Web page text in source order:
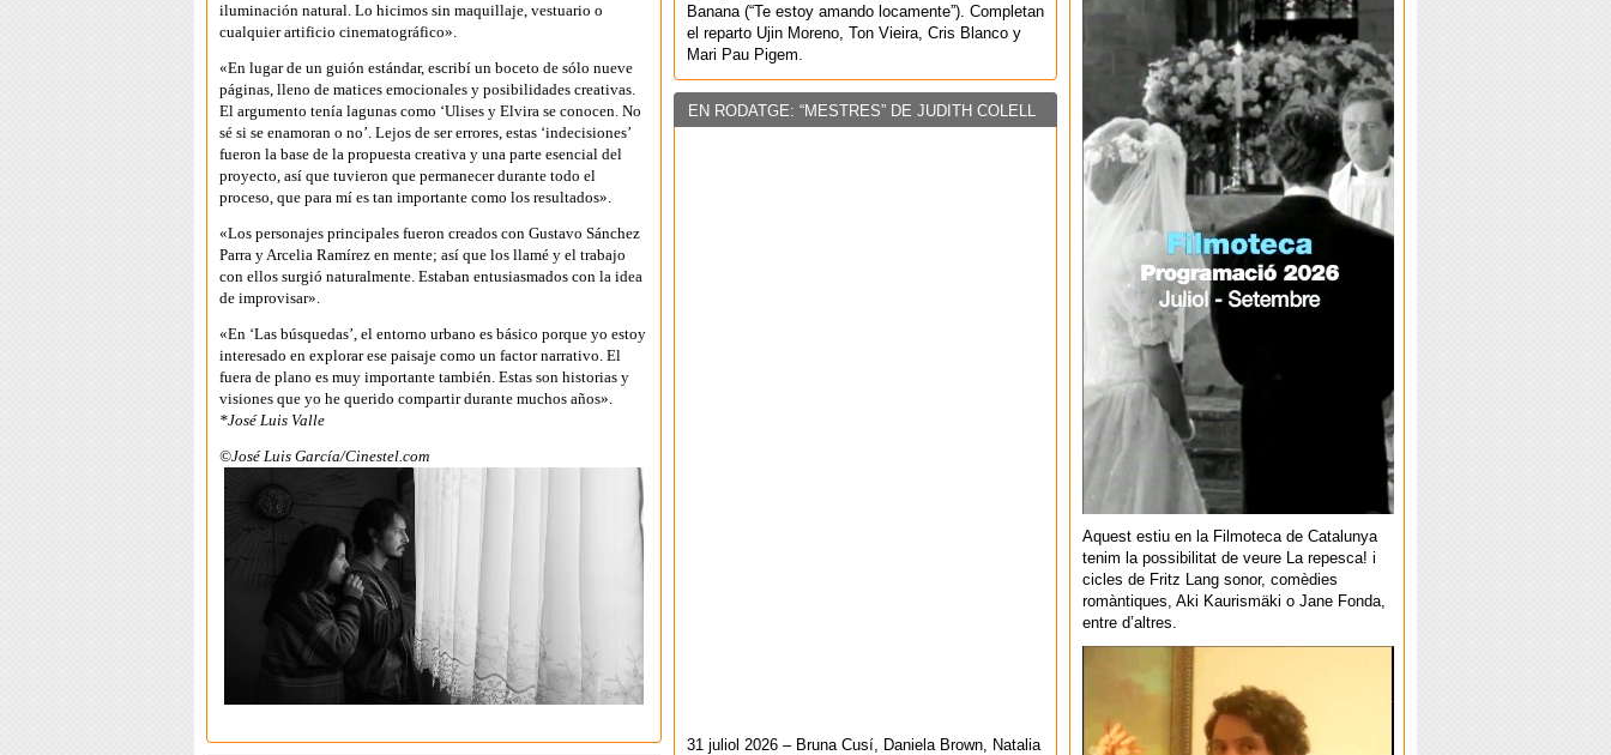
iluminación natural. Lo hicimos sin maquillaje, vestuario o
cualquier artificio cinematográfico».
«En lugar de un guión estándar, escribí un boceto de sólo nueve
páginas, lleno de matices emocionales y posibilidades creativas.
El argumento tenía lagunas como ‘Ulises y Elvira se conocen. No
sé si se enamoran o no’. Lejos de ser errores, estas ‘indecisiones’
fueron la base de la propuesta creativa y una parte esencial del
proyecto, así que tuvieron que permanecer durante todo el
proceso, que para mí es tan importante como los resultados».
«Los personajes principales fueron creados con Gustavo Sánchez
Parra y Arcelia Ramírez en mente; así que los llamé y el trabajo
con ellos surgió naturalmente. Estaban entusiasmados con la idea
de improvisar».
«En ‘Las búsquedas’, el entorno urbano es básico porque yo estoy
interesado en explorar ese paisaje como un factor narrativo. El
fuera de plano es muy importante también. Estas son historias y
visiones que yo he querido compartir durante muchos años».
*José Luis Valle
©José Luis García/Cinestel.com
Aquest estiu en la Filmoteca de Catalunya
tenim la possibilitat de veure La repesca! i
cicles de Fritz Lang sonor, comèdies
romàntiques, Aki Kaurismäki o Jane Fonda,
entre d’altres.
Banana (“Te estoy amando locamente”). Completan
el reparto Ujin Moreno, Ton Vieira, Cris Blanco y
Mari Pau Pigem.
EN RODATGE: “MESTRES” DE JUDITH COLELL
31 juliol 2026 – Bruna Cusí, Daniela Brown, Natalia